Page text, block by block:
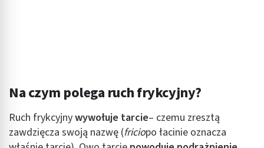
Na czym polega ruch frykcyjny?
Ruch frykcyjnywywołuje tarcie– czemu zresztą
zawdzięcza swoją nazwę (friciopo łacinie oznacza